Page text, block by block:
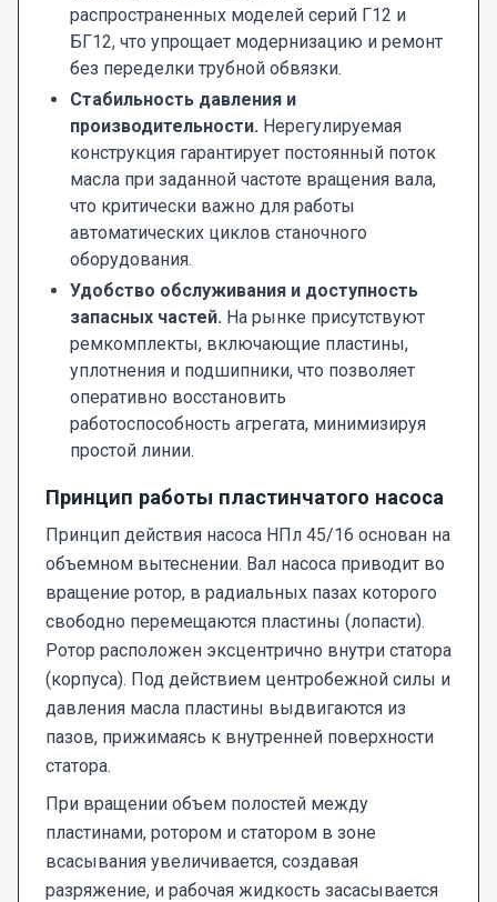
распространенных моделей серий Г12 и
БГ12, что упрощает модернизацию и ремонт
без переделки трубной обвязки.
Стабильность давления и
производительности. Нерегулируемая
конструкция гарантирует постоянный поток
масла при заданной частоте вращения вала,
что критически важно для работы
автоматических циклов станочного
оборудования.
Удобство обслуживания и доступность
запасных частей. На рынке присутствуют
ремкомплекты, включающие пластины,
уплотнения и подшипники, что позволяет
оперативно восстановить
работоспособность агрегата, минимизируя
простой линии.
Принцип работы пластинчатого насоса
Принцип действия насоса НПл 45/16 основан на
объемном вытеснении. Вал насоса приводит во
вращение ротор, в радиальных пазах которого
свободно перемещаются пластины (лопасти).
Ротор расположен эксцентрично внутри статора
(корпуса). Под действием центробежной силы и
давления масла пластины выдвигаются из
пазов, прижимаясь к внутренней поверхности
статора.
При вращении объем полостей между
пластинами, ротором и статором в зоне
всасывания увеличивается, создавая
разряжение, и рабочая жидкость засасывается